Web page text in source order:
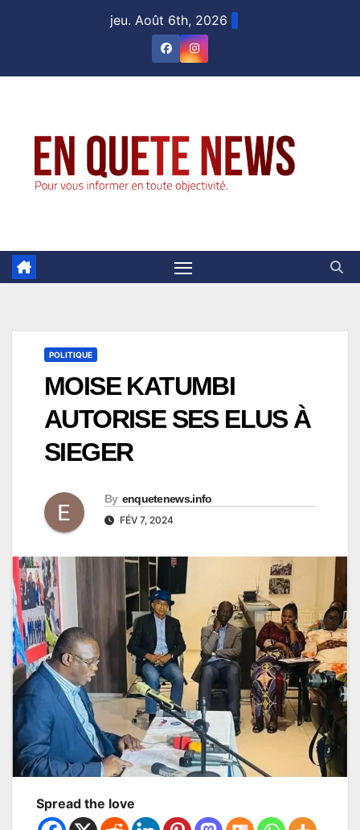
jeu. Août 6th, 2026
POLITIQUE
MOISE KATUMBI
AUTORISE SES ELUS À
SIEGER
By enquetenews.info
FÉV 7, 2024
Spread the love